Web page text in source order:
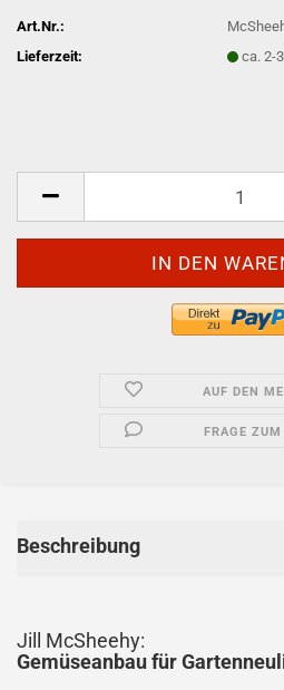
Art.Nr.:
Lieferzeit:
ca. 2-
AUF DEN
FRAGE
Beschreibung
Jill McSheehy:
Gemüseanbau für